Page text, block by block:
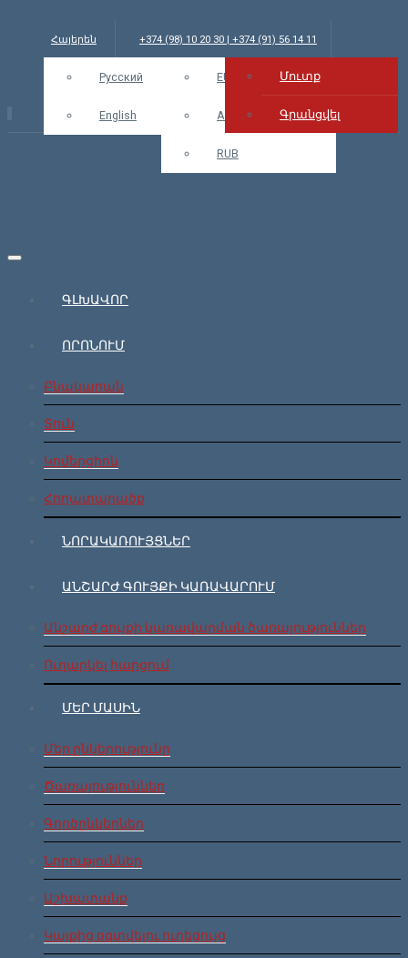
Հայերեն
Русский
English
+374 (98) 10 20 30 | +374 (91) 56 14 11
info@bars.am USD EUR
AMD
RUB
Մուտք Մուտք
Գրանցվել
ԳԼԽԱՎՈՐ
ՈՐՈՆՈՒՄ
Բնակարան
Տուն
Կոմերցիոն
Հողատարածք
ՆՈՐԱԿԱՌՈՒՅՑՆԵՐ
ԱՆՇԱՐԺ ԳՈՒՅՔԻ ԿԱՌԱՎԱՐՈՒՄ
Անշարժ գույքի կառավարման ծառայություններ
Ուղարկել հարցում
ՄԵՐ ՄԱՍԻՆ
Մեր ընկերությունը
Ծառայություններ
Գործընկերներ
Նորություններ
Աշխատանք
Կայքից օգտվելու ուղեցույց